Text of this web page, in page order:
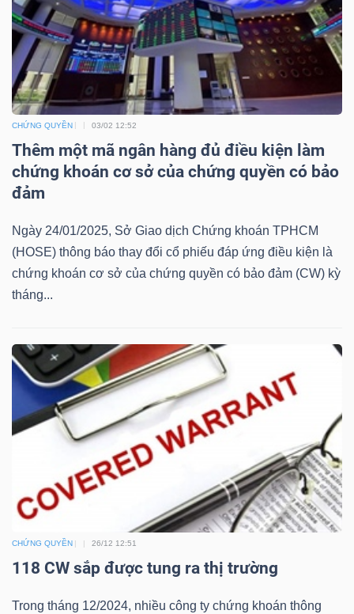
CHỨNG QUYỀN 03/02 12:52
Thêm một mã ngân hàng đủ điều kiện làm
chứng khoán cơ sở của chứng quyền có bảo
đảm
Ngày 24/01/2025, Sở Giao dịch Chứng khoán TPHCM
(HOSE) thông báo thay đổi cổ phiếu đáp ứng điều kiện là
chứng khoán cơ sở của chứng quyền có bảo đảm (CW) kỳ
tháng...
CHỨNG QUYỀN 26/12 12:51
118 CW sắp được tung ra thị trường
Trong tháng 12/2024, nhiều công ty chứng khoán thông
TIỆN
ÍCH
BẤT
ĐỘNG
SẢN
chứng
khoán
(-)
Lãnh
đạo
Người nội bộ Người liên quan Cổ đông lớn
Tin
tức
viết